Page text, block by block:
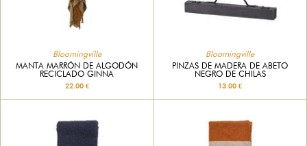
Bloomingville
MANTA MARRÓN DE ALGODÓN
RECICLADO GINNA
22.00 €
Bloomingville
PINZAS DE MADERA DE ABETO
NEGRO DE CHILAS
13.00 €